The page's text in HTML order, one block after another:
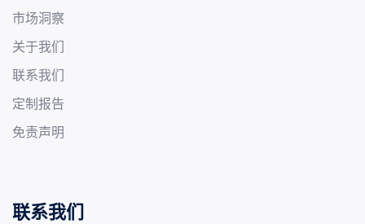
市场洞察
关于我们
联系我们
定制报告
免责声明
联系我们